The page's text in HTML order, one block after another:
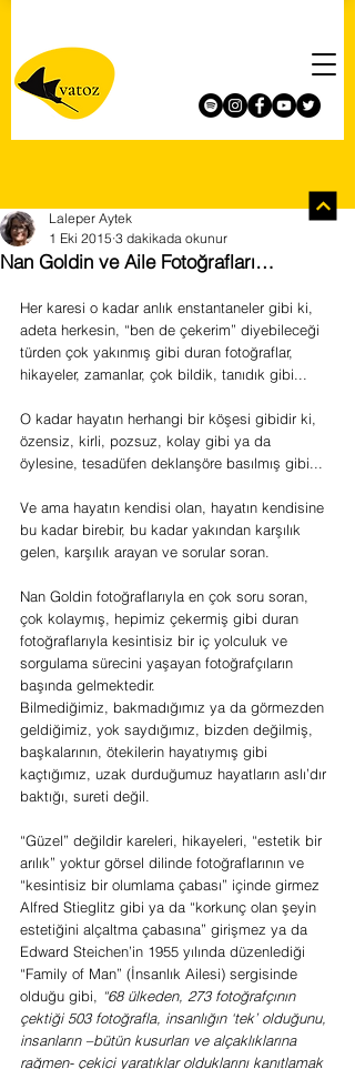
Nan Goldin ve Aile Fotoğrafları…
Laleper Aytek
1 Eki 2015 3 dakikada okunur
Her karesi o kadar anlık enstantaneler gibi ki,
adeta herkesin, “ben de çekerim” diyebileceği
türden çok yakınmış gibi duran fotoğraflar,
hikayeler, zamanlar, çok bildik, tanıdık gibi...
O kadar hayatın herhangi bir köşesi gibidir ki,
özensiz, kirli, pozsuz, kolay gibi ya da
öylesine, tesadüfen deklanşöre basılmış gibi...
Ve ama hayatın kendisi olan, hayatın kendisine
bu kadar birebir, bu kadar yakından karşılık
gelen, karşılık arayan ve sorular soran.
Nan Goldin fotoğraflarıyla en çok soru soran,
çok kolaymış, hepimiz çekermiş gibi duran
fotoğraflarıyla kesintisiz bir iç yolculuk ve
sorgulama sürecini yaşayan fotoğrafçıların
başında gelmektedir.
Bilmediğimiz, bakmadığımız ya da görmezden
geldiğimiz, yok saydığımız, bizden değilmiş,
başkalarının, ötekilerin hayatıymış gibi
kaçtığımız, uzak durduğumuz hayatların aslı’dır
baktığı, sureti değil.
“Güzel” değildir kareleri, hikayeleri, “estetik bir
arılık” yoktur görsel dilinde fotoğraflarının ve
“kesintisiz bir olumlama çabası” içinde girmez
Alfred Stieglitz gibi ya da “korkunç olan şeyin
estetiğini alçaltma çabasına” girişmez ya da
Edward Steichen’in 1955 yılında düzenlediği
“Family of Man” (İnsanlık Ailesi) sergisinde
olduğu gibi, “68 ülkeden, 273 fotoğrafçının
çektiği 503 fotoğrafla, insanlığın ‘tek’ olduğunu,
insanların –bütün kusurları ve alçaklıklarına
rağmen- çekici yaratıklar olduklarını kanıtlamak